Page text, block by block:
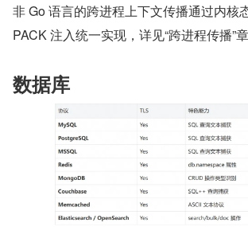
非 Go 语言的跨进程上下文传播通过内核
PACK 注入统一实现，详见“跨进程传播”章
数据库